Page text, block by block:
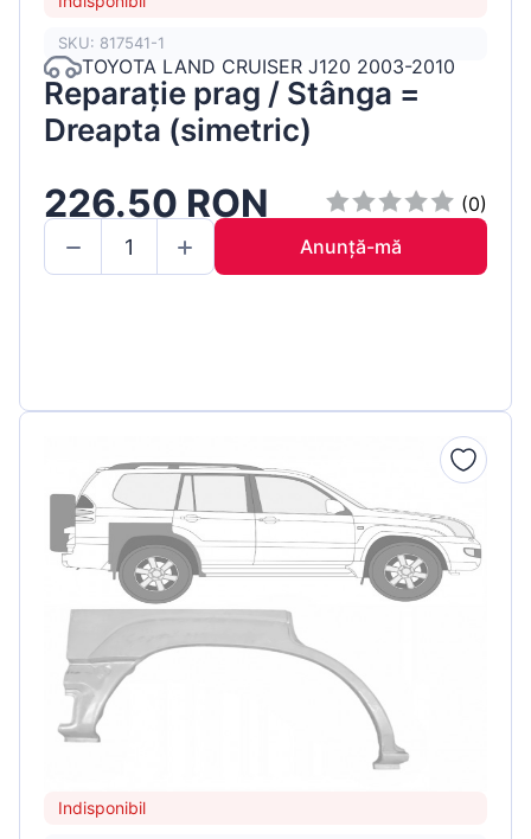
SKU: 817541-1
TOYOTA LAND CRUISER J120 2003-2010
Reparație prag / Stânga =
Dreapta (simetric)
226.50 RON
(0)
Anunță-mă
Indisponibil